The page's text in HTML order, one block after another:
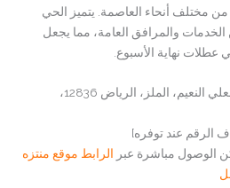
مختلف أنحاء العاصمة. يتميز الحي
الخدمات والمرافق العامة، مما يجعل
عطلات نهاية الأسبوع.
شارع الأمين عبدالله العلي النعيم، الملز، الرياض 12836،
الرقم عند توفره]
الوصول مباشرة عبر الرابط موقع منتزه